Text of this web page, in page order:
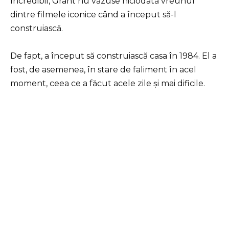
dintre filmele iconice când a început să-l
construiască.
De fapt, a început să construiască casa în 1984. El a
fost, de asemenea, în stare de faliment în acel
moment, ceea ce a făcut acele zile și mai dificile.